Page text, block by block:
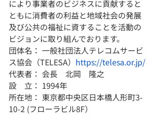
により事業者のビジネスに貢献すると
ともに消費者の利益と地域社会の発展
及び公共の福祉に資することを活動の
ビジョンに取り組んでおります。
団体名： 一般社団法人テレコムサービ
ス協会（TELESA） https://telesa.or.jp/
代表者： 会長　北岡　隆之
設　立： 1994年
所在地： 東京都中央区日本橋人形町3-
10-2 (フローラビル8F）